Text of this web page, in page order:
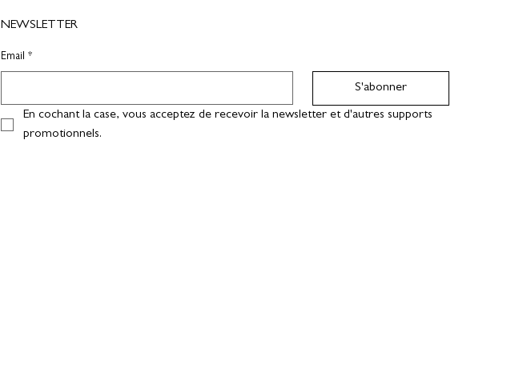
NEWSLETTER
Email *
S'abonner
En cochant la case, vous acceptez de recevoir la newsletter et d'autres supports
promotionnels.